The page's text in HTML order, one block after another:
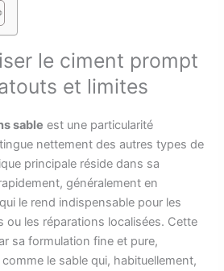
le ciment prompt
et limites
sable est une particularité
nettement des autres types de
principale réside dans sa
généralement en
le rend indispensable pour les
ou les réparations localisées. Cette
sa formulation fine et pure,
le sable qui, habituellement,